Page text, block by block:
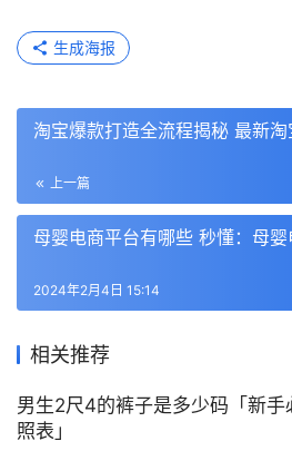
生成海报
淘宝爆款打造全流程揭秘 最新
上一篇
母婴电商平台有哪些 秒懂：母
2024年2月4日 15:14
相关推荐
男生2尺4的裤子是多少码「新
照表」